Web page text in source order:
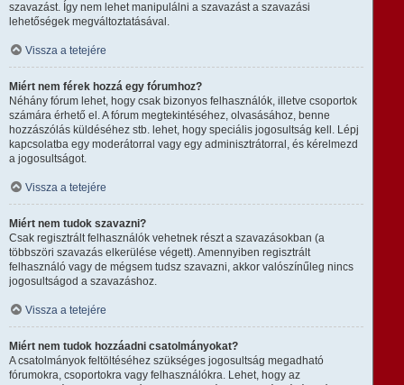
szavazást. Így nem lehet manipulálni a szavazást a szavazási
lehetőségek megváltoztatásával.
Vissza a tetejére
Miért nem férek hozzá egy fórumhoz?
Néhány fórum lehet, hogy csak bizonyos felhasználók, illetve csoportok
számára érhető el. A fórum megtekintéséhez, olvasásához, benne
hozzászólás küldéséhez stb. lehet, hogy speciális jogosultság kell. Lépj
kapcsolatba egy moderátorral vagy egy adminisztrátorral, és kérelmezd
a jogosultságot.
Vissza a tetejére
Miért nem tudok szavazni?
Csak regisztrált felhasználók vehetnek részt a szavazásokban (a
többszöri szavazás elkerülése végett). Amennyiben regisztrált
felhasználó vagy de mégsem tudsz szavazni, akkor valószínűleg nincs
jogosultságod a szavazáshoz.
Vissza a tetejére
Miért nem tudok hozzáadni csatolmányokat?
A csatolmányok feltöltéséhez szükséges jogosultság megadható
fórumokra, csoportokra vagy felhasználókra. Lehet, hogy az